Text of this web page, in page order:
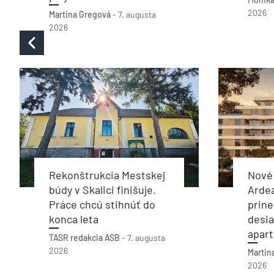
Martina Gregová- 7. augusta
2026
2026
Rekonštrukcia Mestskej
búdy v Skalici finišuje.
Práce chcú stihnúť do
konca leta
TASR redakcia ASB - 7. augusta
2026
2026